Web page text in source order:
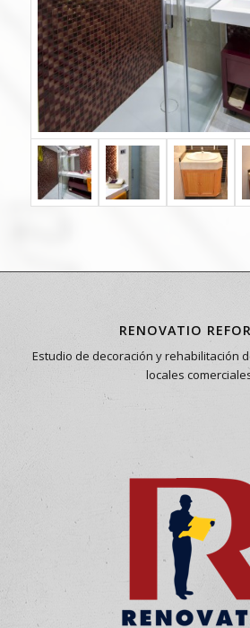
RENOVATIO
Estudio de decoración y rehabilitación
locales